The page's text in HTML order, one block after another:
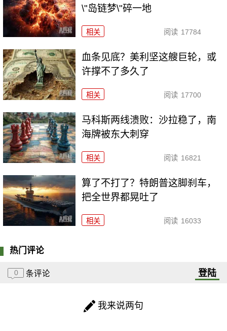
\"岛链梦\"碎一地
相关 阅读 17784
血条见底？美利坚这艘巨轮，或
许撑不了多久了
相关 阅读 17700
马科斯两线溃败：沙拉稳了，南
海牌被东大刺穿
相关 阅读 16821
算了不打了？特朗普这脚刹车，
把全世界都晃吐了
相关 阅读 16033
热门评论
0 条评论 登陆
我来说两句